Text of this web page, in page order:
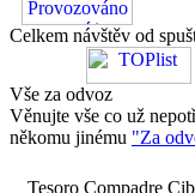
Celkem návštěv od
Vše za odvoz
Věnujte vše co už
někomu jinému "Za
Tesoro Compadre